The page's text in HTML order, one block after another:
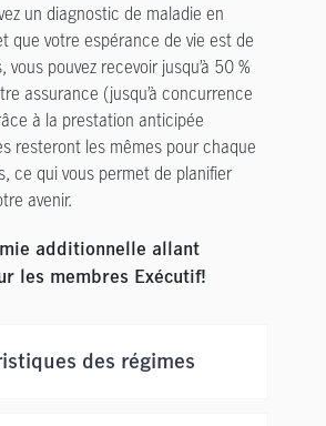
un diagnostic de maladie en
que votre espérance de vie est de
pouvez recevoir jusqu’à 50 %
assurance (jusqu’à concurrence
à la prestation anticipée
resteront les mêmes pour chaque
ce qui vous permet de planifier
avenir.
additionnelle allant
les membres Exécutif!
des régimes